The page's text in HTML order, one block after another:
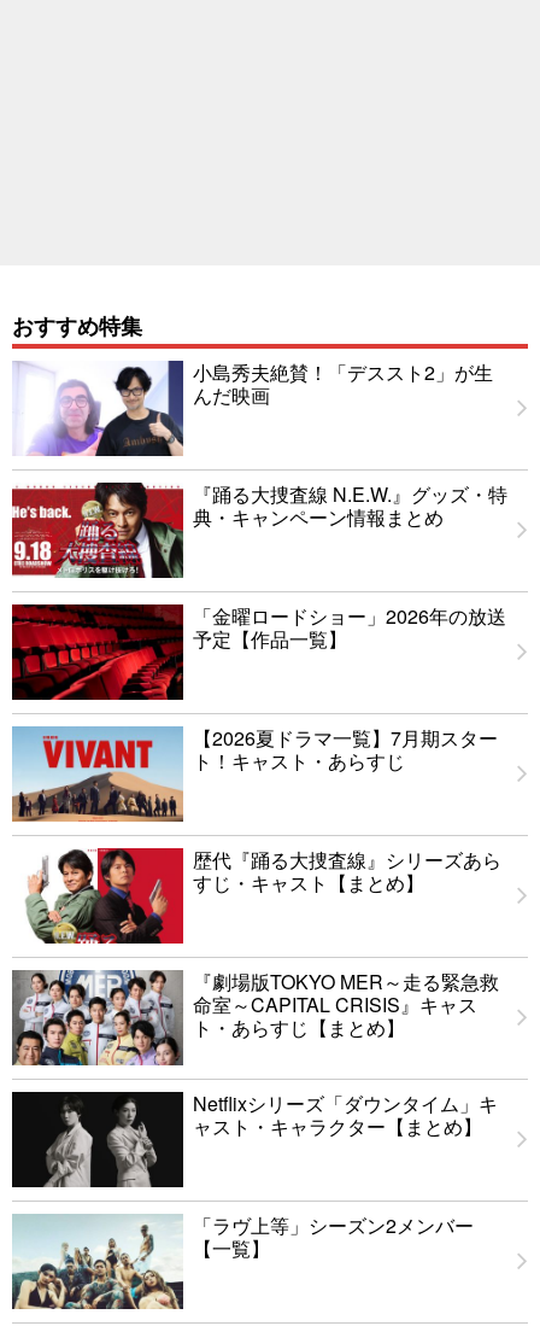
おすすめ特集
小島秀夫絶賛！「デススト2」が生
んだ映画
『踊る大捜査線 N.E.W.』グッズ・特
典・キャンペーン情報まとめ
「金曜ロードショー」2026年の放送
予定【作品一覧】
【2026夏ドラマ一覧】7月期スター
ト！キャスト・あらすじ
歴代『踊る大捜査線』シリーズあら
すじ・キャスト【まとめ】
『劇場版TOKYO MER～走る緊急救
命室～CAPITAL CRISIS』キャス
ト・あらすじ【まとめ】
Netflixシリーズ「ダウンタイム」キ
ャスト・キャラクター【まとめ】
「ラヴ上等」シーズン2メンバー
【一覧】